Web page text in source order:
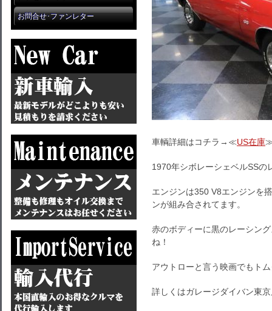
お問合せ･ファンレター
車輌詳細はコチラ→≪US在庫
1970年シボレーシェベルSSの
エンジンは350 V8エンジンを
ンが組み合されてます。
赤のボディーに黒のレーシン
ね！
アウトローと言う映画でもト
詳しくはガレージダイバン東